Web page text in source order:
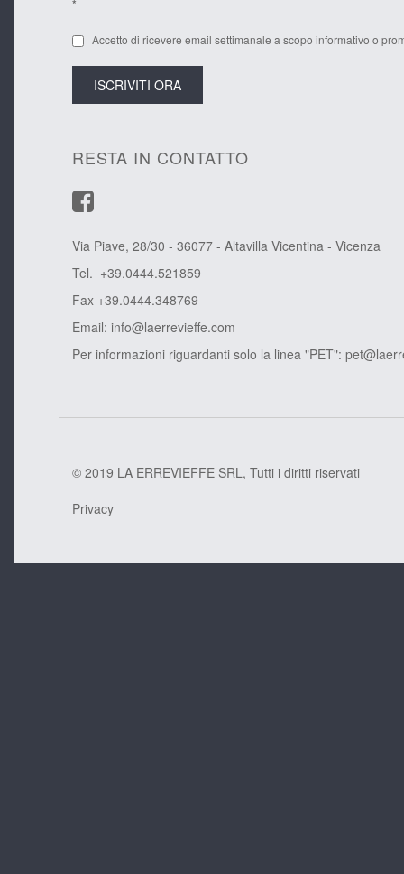
*
Accetto di ricevere email settimanale a scopo informativo o
RESTA IN CONTATTO
Via Piave, 28/30 - 36077 - Altavilla Vicentina - Vicenza
Tel. +39.0444.521859
Fax +39.0444.348769
Email: info@laerrevieffe.com
Per informazioni riguardanti solo la linea "PET":
© 2019 LA ERREVIEFFE SRL, Tutti i diritti riservati
Privacy